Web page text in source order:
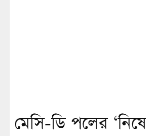
মেসি-ডি পলের